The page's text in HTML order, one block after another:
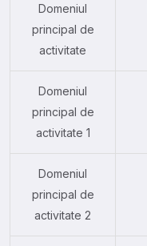
Domeniul
principal de
activitate
Domeniul
principal de
activitate 1
Domeniul
principal de
activitate 2